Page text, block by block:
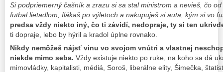
Si podpriemerný čašník a zrazu si sa stal ministrom a nevieš, čo
futbal lietadlom, flákaš po výletoch a nakupuješ si auta, kým si vo
predsa vždy niekto iný, čo ti závidí, nedopraje, ty si ten
ti dopraje, lebo by hýril a kradol úplne rovnako.
Nikdy nemôžeš nájsť vinu vo svojom vnútri a vlastnej
niekde mimo seba. Vždy existuje niekto po ruke, na koho sa dá
mimovládky, kapitalisti, médiá, Soroš, liberálne elity, Šimečka,